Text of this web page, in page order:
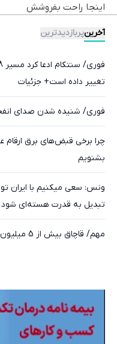
اینجا راحت بفروشش
آخرینپربازدیدترین
تغییر داده است+ جزئیات
فوری/ شنیده شدن صدای
چرا برخی قبض‌های برق ارقام
بشنویم
ونس: سعی میکنیم با ایران
تبدیل به قدرت هسته‌ای شود
مهم/ قاچاق بیش از 5 میلیون لیتر سوخت در استان هرمزگان